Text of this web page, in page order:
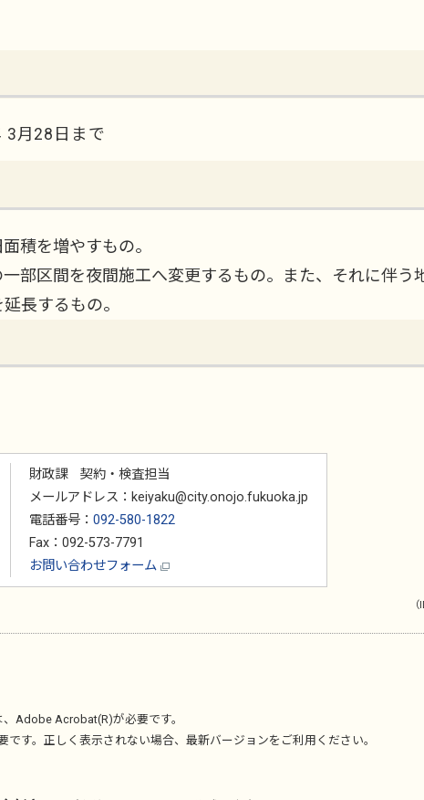
月28日まで
積を増やすもの。
部区間を夜間施工へ変更するもの。また、それに伴う
長するもの。
財政課 契約・検査担当
メールアドレス：keiyaku@city.onojo.fukuoka.jp
電話番号： 092-580-1822
Fax：092-573-7791
お問い合わせフォーム
Adobe Acrobat(R)が必要です。
です。正しく表示されない場合、最新バージョンをご利用ください。